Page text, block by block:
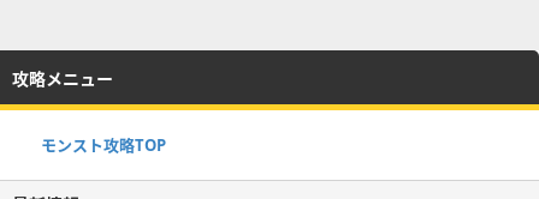
攻略メニュー
モンスト攻略TOP